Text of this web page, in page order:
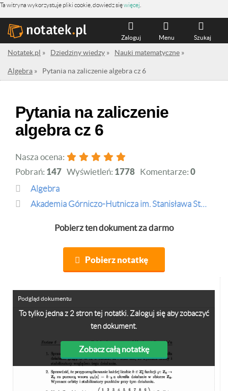
Ta witryna wykorzystuje pliki cookie, dowiedz sięwięcej
Szukaj
Menu
Zaloguj
Notatek.pl » Dziedziny wiedzy » Nauki matematyczne »
Algebra » Pytania na zaliczenie algebra cz 6
Pytania na zaliczenie
algebra cz 6
Nasza ocena:
Pobrań: 147 Wyświetleń: 1778 Komentarze: 0
Algebra
Akademia Górniczo-Hutnicza im. Stanisława Staszica w Krakowie
Pobierz ten dokument za darmo
Pobierz notatkę
To tylko jedna z 2 stron tej notatki. Zaloguj się aby zobaczyć
ten dokument.
Zobacz całą notatkę
Podgląd dokumentu